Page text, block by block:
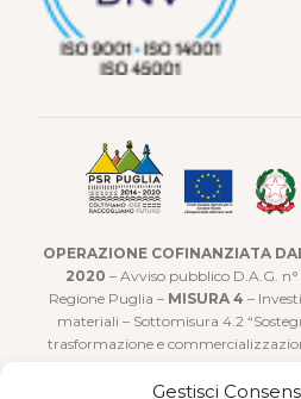
Gestisci
OPERAZIONE COFINANZIATA
2020 – Avviso pubblico D.A.G.
Regione Puglia – MISURA 4 –
materiali – Sottomisura 4.2
trasformazione e